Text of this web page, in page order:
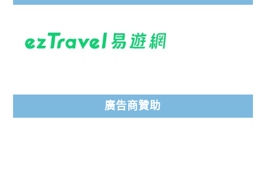
廣告商贊助